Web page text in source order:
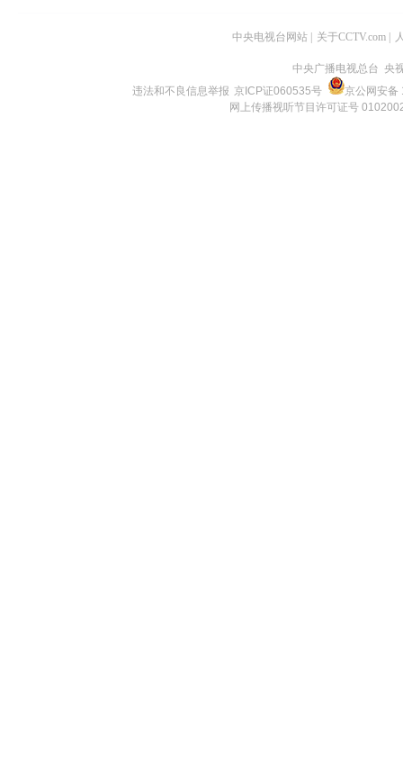
中央电视台网站 关于CCTV.com
中央广播电视总台 央
违法和不良信息举报 京ICP证060535号
京公网安
网上传播视听节目许可证号